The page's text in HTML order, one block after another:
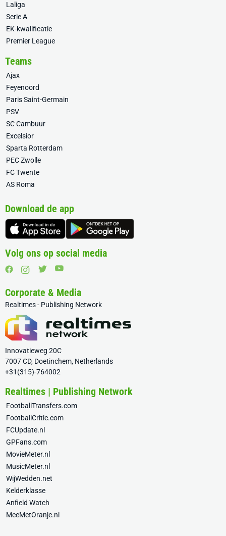
Laliga
Serie A
EK-kwalificatie
Premier League
Teams
Ajax
Feyenoord
Paris Saint-Germain
PSV
SC Cambuur
Excelsior
Sparta Rotterdam
PEC Zwolle
FC Twente
AS Roma
Download de app
Volg ons op social media
Corporate & Media
Realtimes - Publishing Network
Innovatieweg 20C
7007 CD, Doetinchem, Netherlands
+31(315)-764002
Realtimes | Publishing Network
FootballTransfers.com
FootballCritic.com
FCUpdate.nl
GPFans.com
MovieMeter.nl
MusicMeter.nl
WijWedden.net
Kelderklasse
Anfield Watch
MeeMetOranje.nl